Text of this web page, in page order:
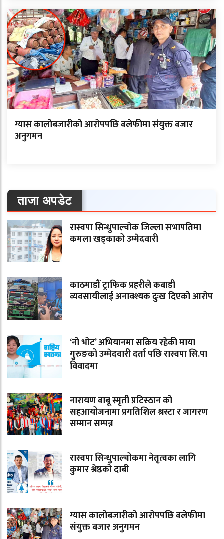
ग्यास कालोबजारीको आरोपपछि बलेफीमा संयुक्त बजार
अनुगमन
ताजा अपडेट
रास्वपा सिन्धुपाल्चोक जिल्ला सभापतिमा
कमला खड्काको उम्मेदवारी
काठमाडौं ट्राफिक प्रहरीले कबाडी
व्यवसायीलाई अनावश्यक दुःख दिएको आरोप
‘नो भोट’ अभियानमा सक्रिय रहेकी माया
गुरुङको उम्मेदवारी दर्ता पछि रास्वपा सि.पा
विवादमा
नारायण बाबू स्मृती प्रटिस्ठान को
सहआयोजनामा प्रगतिशिल श्रस्टा र जागरण
सम्मान सम्पन्न
रास्वपा सिन्धुपाल्चोकमा नेतृत्वका लागि
कुमार श्रेष्ठको दाबी
ग्यास कालोबजारीको आरोपपछि बलेफीमा
संयुक्त बजार अनुगमन